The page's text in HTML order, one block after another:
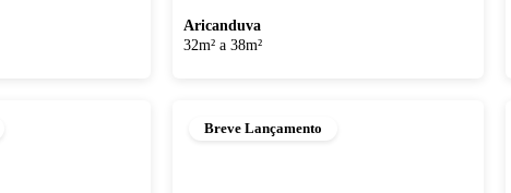
Aricanduva
32m² a 38m²
Breve Lançamento